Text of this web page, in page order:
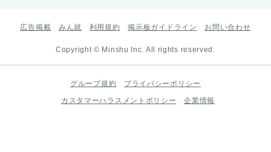
広告掲載 みん就 利用規約 掲示板ガイドライン お問い合わせ
Copyright © Minshu Inc. All rights reserved.
グループ規約
プライバシーポリシー
カスタマーハラスメントポリシー
企業情報